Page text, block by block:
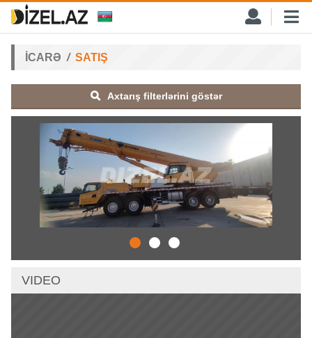
İCARƏ SATIŞ
Axtarış filterlərini göstər
VIDEO